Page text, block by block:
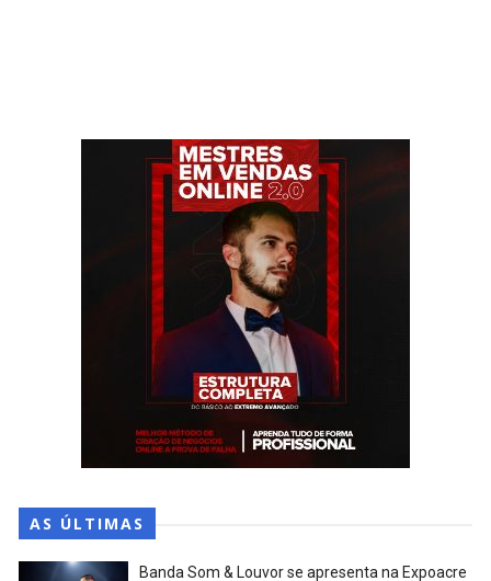
AS ÚLTIMAS
Banda Som & Louvor se apresenta na Expoacre